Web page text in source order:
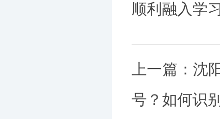
顺利融入学
上一篇： 沈
号？如何识